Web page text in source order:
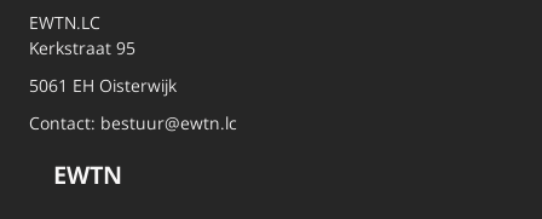
EWTN.LC
Kerkstraat 95
5061 EH Oisterwijk
Contact: bestuur@ewtn.lc
EWTN